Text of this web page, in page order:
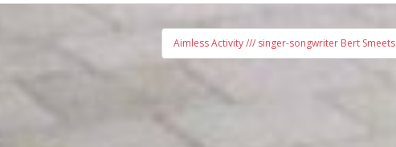
Aimless Activity /// singer-songwriter Bert Smeets